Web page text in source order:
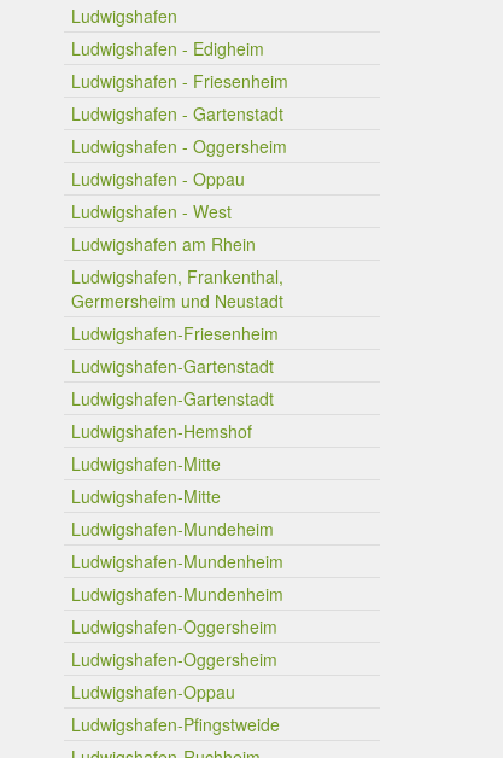
Ludwigshafen
Ludwigshafen - Edigheim
Ludwigshafen - Friesenheim
Ludwigshafen - Gartenstadt
Ludwigshafen - Oggersheim
Ludwigshafen - Oppau
Ludwigshafen - West
Ludwigshafen am Rhein
Ludwigshafen, Frankenthal,
Germersheim und Neustadt
Ludwigshafen-Friesenheim
Ludwigshafen-Gartenstadt
Ludwigshafen-Gartenstadt
Ludwigshafen-Hemshof
Ludwigshafen-Mitte
Ludwigshafen-Mitte
Ludwigshafen-Mundeheim
Ludwigshafen-Mundenheim
Ludwigshafen-Mundenheim
Ludwigshafen-Oggersheim
Ludwigshafen-Oggersheim
Ludwigshafen-Oppau
Ludwigshafen-Pfingstweide